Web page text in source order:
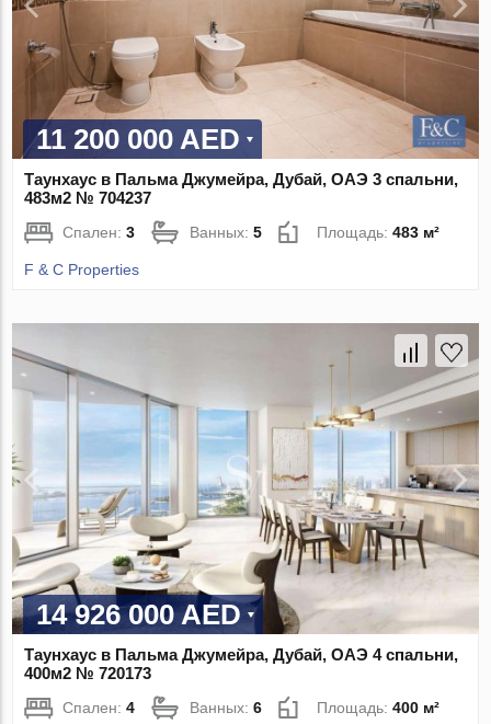
11 200 000 AED
Таунхаус в Пальма Джумейра, Дубай, ОАЭ 3 спальни,
483м2 № 704237
Спален:3 Ванных:5 Площадь:483 м²
F & C Properties
14 926 000 AED
Таунхаус в Пальма Джумейра, Дубай, ОАЭ 4 спальни,
400м2 № 720173
Спален:4 Ванных:6 Площадь:400 м²